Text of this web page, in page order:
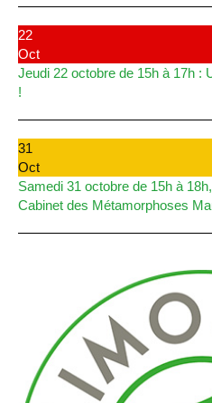
22
Oct
Jeudi 22 octobre de 15h à 17h :
!
31
Oct
Samedi 31 octobre de 15h à
Cabinet des Métamorphoses